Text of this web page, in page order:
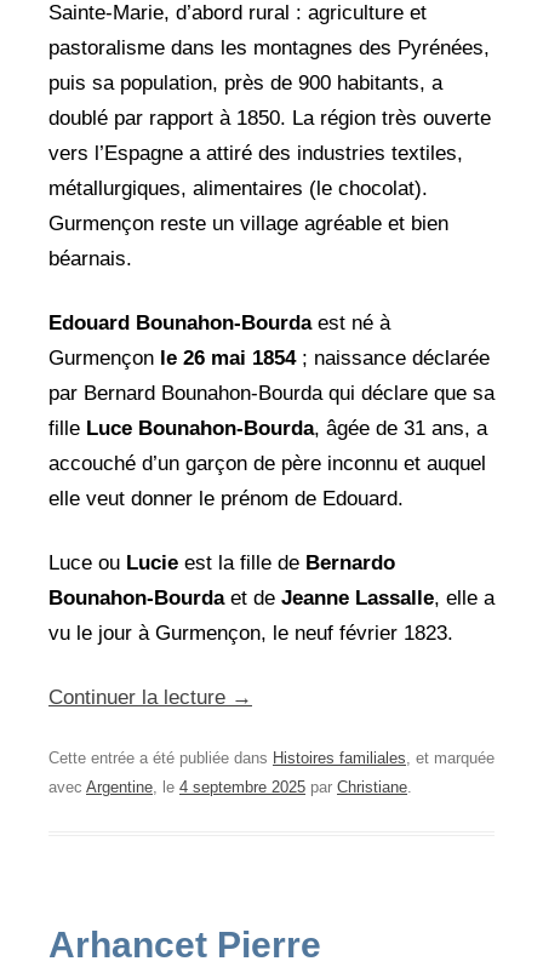
Sainte-Marie, d’abord rural : agriculture et
pastoralisme dans les montagnes des Pyrénées,
puis sa population, près de 900 habitants, a
doublé par rapport à 1850. La région très ouverte
vers l’Espagne a attiré des industries textiles,
métallurgiques, alimentaires (le chocolat).
Gurmençon reste un village agréable et bien
béarnais.
Edouard Bounahon-Bourdaest né à
Gurmençon le 26 mai 1854; naissance déclarée
par Bernard Bounahon-Bourda qui déclare que sa
fille Luce Bounahon-Bourda, âgée de 31 ans, a
accouché d’un garçon de père inconnu et auquel
elle veut donner le prénom de Edouard.
Luce ou Lucie est la fille de Bernardo
Bounahon-Bourdaet de Jeanne Lassalle, elle a
vu le jour à Gurmençon, le neuf février 1823.
Continuer la lecture →
Cette entrée a été publiée dans Histoires familiales, et marquée
avec Argentine, le 4 septembre 2025 par Christiane.
Arhancet Pierre